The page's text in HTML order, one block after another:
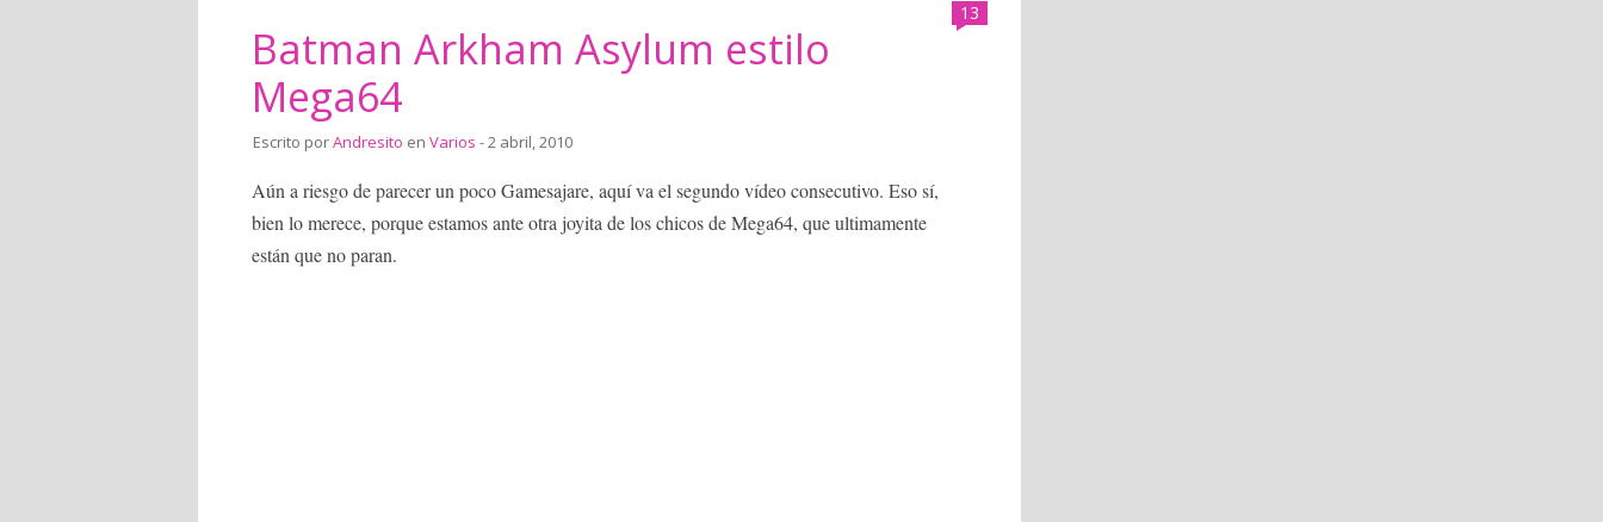
13
Batman Arkham Asylum estilo
Mega64
Escrito porAndresito en Varios - 2 abril, 2010
Aún a riesgo de parecer un poco Gamesajare, aquí va el segundo vídeo consecutivo. Eso sí,
bien lo merece, porque estamos ante otra joyita de los chicos de Mega64, que ultimamente
están que no paran.